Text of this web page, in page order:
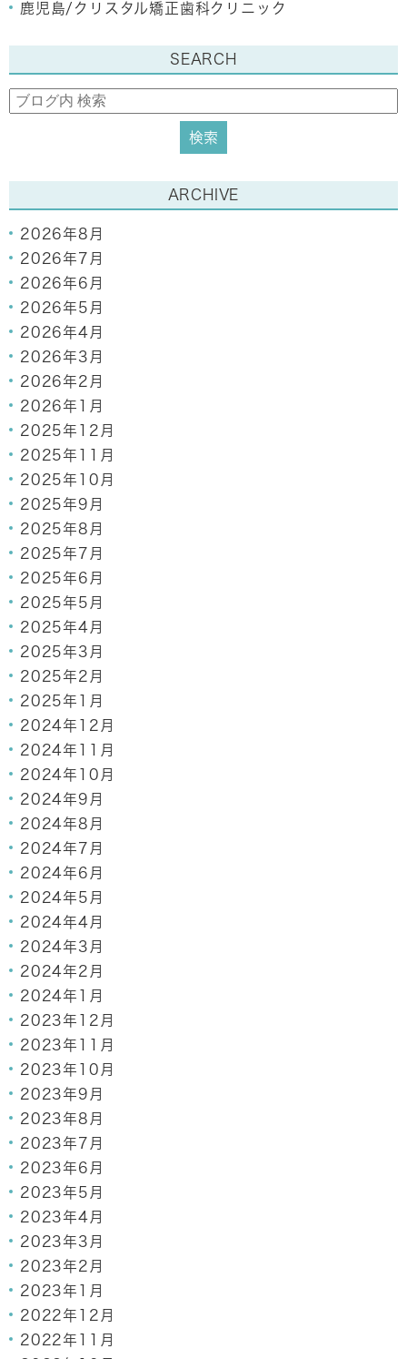
鹿児島/クリスタル矯正歯科クリニック
SEARCH
ARCHIVE
2026年8月
2026年7月
2026年6月
2026年5月
2026年4月
2026年3月
2026年2月
2026年1月
2025年12月
2025年11月
2025年10月
2025年9月
2025年8月
2025年7月
2025年6月
2025年5月
2025年4月
2025年3月
2025年2月
2025年1月
2024年12月
2024年11月
2024年10月
2024年9月
2024年8月
2024年7月
2024年6月
2024年5月
2024年4月
2024年3月
2024年2月
2024年1月
2023年12月
2023年11月
2023年10月
2023年9月
2023年8月
2023年7月
2023年6月
2023年5月
2023年4月
2023年3月
2023年2月
2023年1月
2022年12月
2022年11月